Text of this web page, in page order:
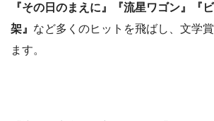
『その日のまえに』『流星ワゴン』『
架』 など多くのヒットを飛ばし、文学
ます。